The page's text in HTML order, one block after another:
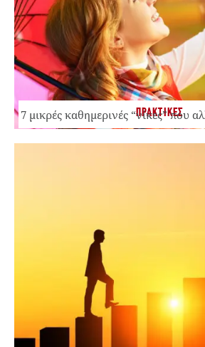
ΠΡΑΚΤΙΚΕΣ
7 μικρές καθημερινές “νίκες” που